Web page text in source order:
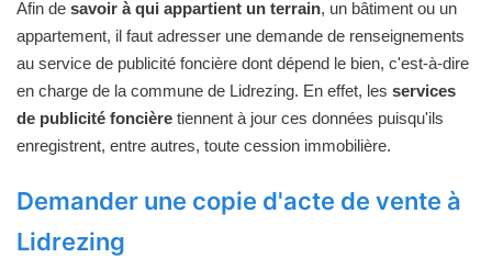
Afin de savoir à qui appartient un terrain, un bâtiment ou un
appartement, il faut adresser une demande de renseignements
au service de publicité foncière dont dépend le bien, c'est-à-dire
en charge de la commune de Lidrezing. En effet, les services
de publicité foncière tiennent à jour ces données puisqu'ils
enregistrent, entre autres, toute cession immobilière.
Demander une copie d'acte de vente à
Lidrezing